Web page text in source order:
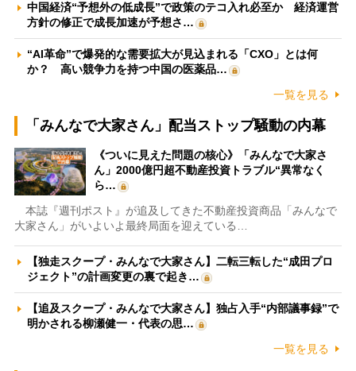
中国経済“予想外の低成長”で政策のテコ入れ必至か 経済運営
方針の修正で成長加速が予想さ…
“AI革命”で爆発的な需要拡大が見込まれる「CXO」とは何
か？ 高い競争力を持つ中国の医薬品…
一覧を見る
「みんなで大家さん」配当ストップ騒動の内幕
《ついに見えた問題の核心》「みんなで大家さ
ん」2000億円超不動産投資トラブル“異常なく
ら…
本誌『週刊ポスト』が追及してきた不動産投資商品「みんなで
大家さん」がいよいよ最終局面を迎えている…
【独走スクープ・みんなで大家さん】二転三転した“成田プロ
ジェクト”の計画変更の裏で起き…
【追及スクープ・みんなで大家さん】独占入手“内部議事録”で
明かされる柳瀬健一・代表の思…
一覧を見る